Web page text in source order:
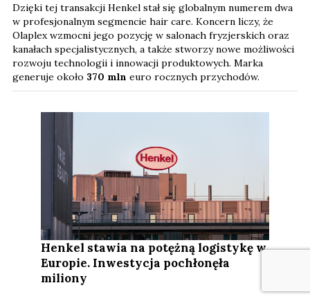
Dzięki tej transakcji Henkel stał się globalnym numerem dwa
w profesjonalnym segmencie hair care. Koncern liczy, że
Olaplex wzmocni jego pozycję w salonach fryzjerskich oraz
kanałach specjalistycznych, a także stworzy nowe możliwości
rozwoju technologii i innowacji produktowych. Marka
generuje około 370 mln euro rocznych przychodów.
Henkel stawia na potężną logistykę w
Europie. Inwestycja pochłonęła
miliony